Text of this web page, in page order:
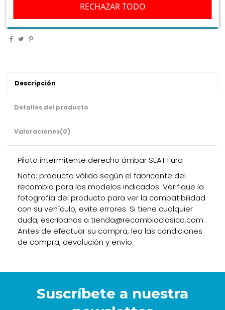
Añadir a la cesta
Descripción
Detalles del producto
Valoraciones(0)
Piloto intermitente derecho ámbar SEAT Fura
Nota: producto válido según el fabricante del
recambio para los modelos indicados. Verifique la
fotografía del producto para ver la compatibilidad
con su vehículo, evite errores. Si tiene cualquier
duda, escribanos a tienda@recambioclasico.com .
Antes de efectuar su compra, lea las condiciones
de compra, devolución y envío.
Suscríbete a nuestra
RECHAZAR TODO